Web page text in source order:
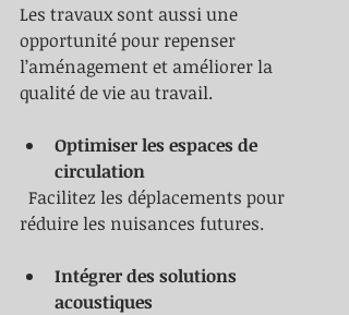
Les travaux sont aussi une
opportunité pour repenser
l’aménagement et améliorer la
qualité de vie au travail.
Optimiser les espaces de
circulation
réduire les nuisances futures.
Intégrer des solutions
acoustiques